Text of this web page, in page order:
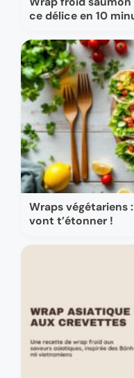
ce délice en 10
Wraps végétariens
vont t’étonner !